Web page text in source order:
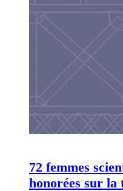
72 femmes
honorées sur